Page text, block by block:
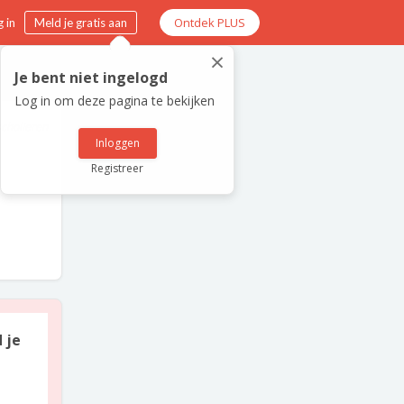
in Meld je gratis aan Ontdek PLUS
×
Je bent niet ingelogd
Log in om deze pagina te bekijken
Inloggen
Registreer
je